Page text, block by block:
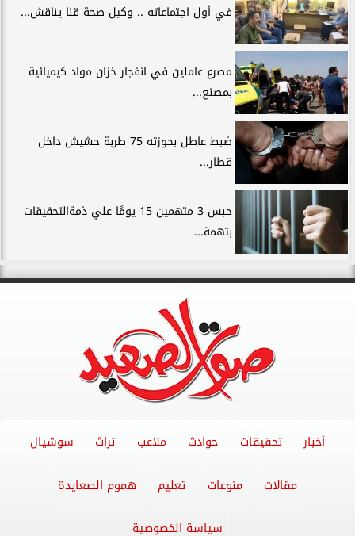
في أول اجتماعاته .. وكيل صحة قنا يناقش...
مصرع عاملين في انفجار خزان مواد كيميائية
بمصنع...
ضبط عاطل بحوزته 75 طربة حشيش داخل
قطار...
حبس 3 متهمين 15 يومًا علي ذمةالتحقيقات
بتهمة...
أخبار تحقيقات حوادث ملاعب تراث سوشيال
مقالات منوعات تعليم هموم الصعايدة
سياسة الخصوصية